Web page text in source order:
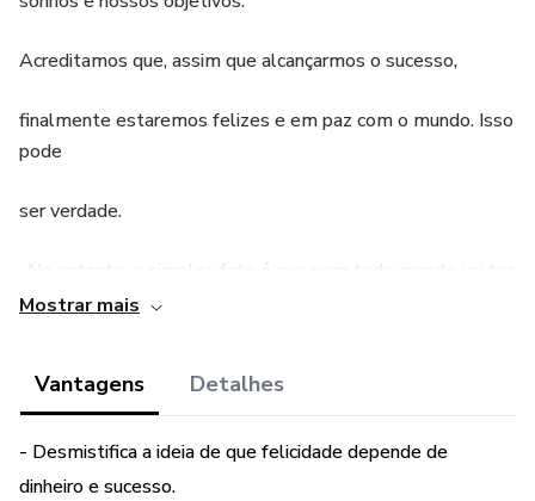
Acreditamos que, assim que alcançarmos o sucesso,
finalmente estaremos felizes e em paz com o mundo. Isso
pode
ser verdade.
. No entanto, o simples fato é que nem todo mundo vai ter
riqueza e do poder.
A maioria de nós vai ficar preso vivendo vidas medíocres.
Mostrar mais
Vantagens Detalhes
- Desmistifica a ideia de que felicidade depende de
dinheiro e sucesso.